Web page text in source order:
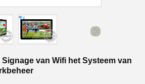
Signage van Wifi het Systeem van